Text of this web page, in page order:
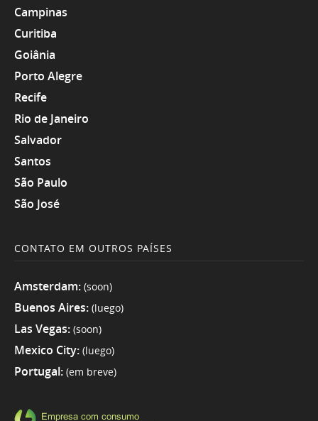
Campinas
Curitiba
Goiânia
Porto Alegre
Recife
Rio de Janeiro
Salvador
Santos
São Paulo
São José
CONTATO EM OUTROS PAÍSES
Amsterdam: (soon)
Buenos Aires: (luego)
Las Vegas: (soon)
Mexico City: (luego)
Portugal: (em breve)